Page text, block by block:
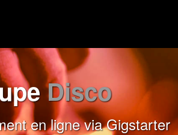
Disco
en ligne via Gigstarter